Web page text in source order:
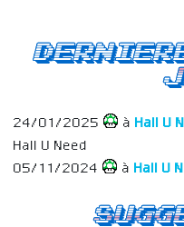
24/01/2025 à Hall U
Hall U Need
05/11/2024
à Hall U